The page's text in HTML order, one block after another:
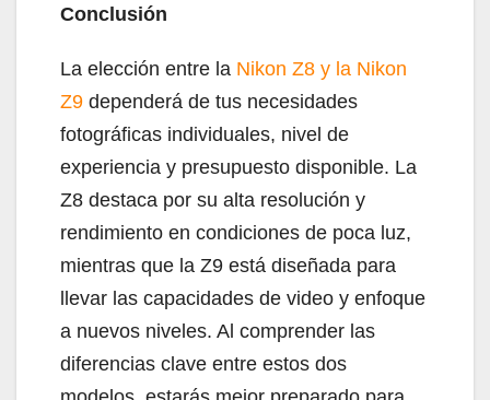
Conclusión
La elección entre la Nikon Z8 y la Nikon
Z9 dependerá de tus necesidades
fotográficas individuales, nivel de
experiencia y presupuesto disponible. La
Z8 destaca por su alta resolución y
rendimiento en condiciones de poca luz,
mientras que la Z9 está diseñada para
llevar las capacidades de video y enfoque
a nuevos niveles. Al comprender las
diferencias clave entre estos dos